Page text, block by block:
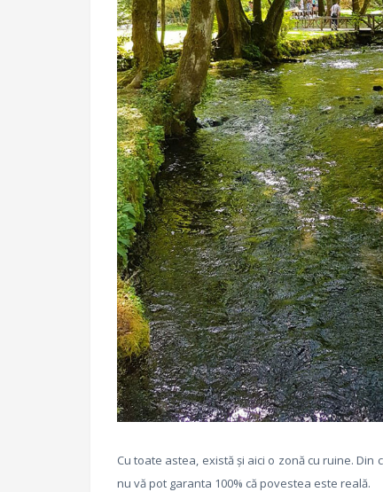
Cu toate astea, există și aici o zonă cu ruine.
nu vă pot garanta 100% că povestea este reală.